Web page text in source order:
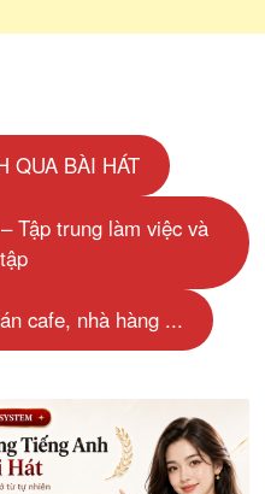
QUA BÀI HÁT
Tập trung làm việc và
cafe, nhà hàng ...